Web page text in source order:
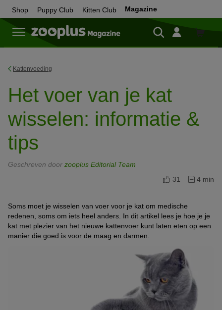
Shop Puppy Club Kitten Club Magazine
Shop
Kattenvoeding
Het voer van je kat
wisselen: informatie &
tips
Geschreven door zooplus Editorial Team
31
4 min
Soms moet je wisselen van voer voor je kat om medische
redenen, soms om iets heel anders. In dit artikel lees je hoe je je
kat met plezier van het nieuwe kattenvoer kunt laten eten op een
manier die goed is voor de maag en darmen.